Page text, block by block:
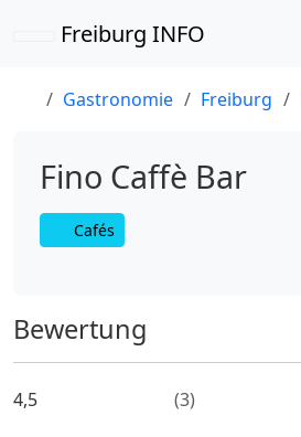
Freiburg INFO
Gastronomie Freiburg
Fino Caffè Bar
Cafés
Bewertung
4,5 (3)